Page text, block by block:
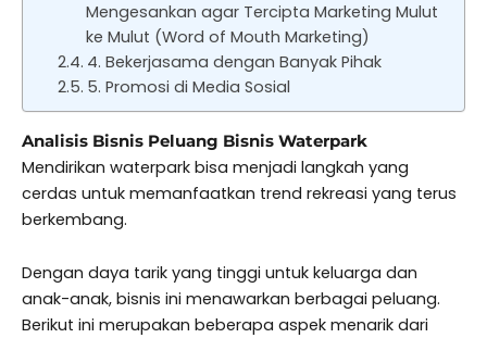
Mengesankan agar Tercipta Marketing Mulut
ke Mulut (Word of Mouth Marketing)
4. Bekerjasama dengan Banyak Pihak
5. Promosi di Media Sosial
Analisis Bisnis Peluang Bisnis Waterpark
Mendirikan waterpark bisa menjadi langkah yang
cerdas untuk memanfaatkan trend rekreasi yang terus
berkembang.
Dengan daya tarik yang tinggi untuk keluarga dan
anak-anak, bisnis ini menawarkan berbagai peluang.
Berikut ini merupakan beberapa aspek menarik dari